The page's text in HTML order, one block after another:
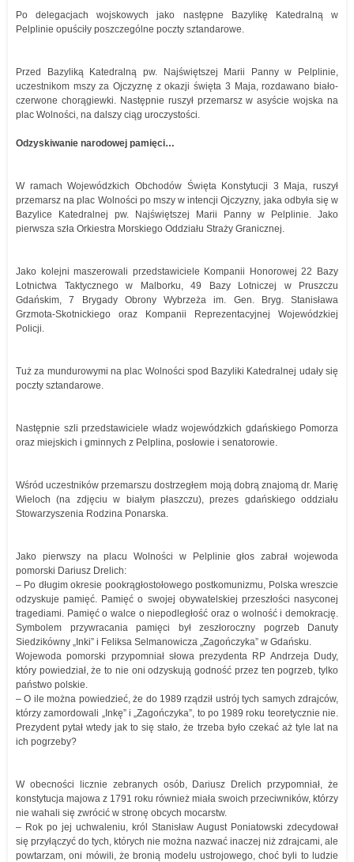
Po delegacjach wojskowych jako następne Bazylikę Katedralną w
Pelplinie opuściły poszczególne poczty sztandarowe.
Przed Bazyliką Katedralną pw. Najświętszej Marii Panny w Pelplinie,
uczestnikom mszy za Ojczyznę z okazji święta 3 Maja, rozdawano biało-
czerwone chorągiewki. Następnie ruszył przemarsz w asyście wojska na
plac Wolności, na dalszy ciąg uroczystości.
Odzyskiwanie narodowej pamięci…
W ramach Wojewódzkich Obchodów Święta Konstytucji 3 Maja, ruszył
przemarsz na plac Wolności po mszy w intencji Ojczyzny, jaka odbyła się w
Bazylice Katedralnej pw. Najświętszej Marii Panny w Pelplinie. Jako
pierwsza szła Orkiestra Morskiego Oddziału Straży Granicznej.
Jako kolejni maszerowali przedstawiciele Kompanii Honorowej 22 Bazy
Lotnictwa Taktycznego w Malborku, 49 Bazy Lotniczej w Pruszczu
Gdańskim, 7 Brygady Obrony Wybrzeża im. Gen. Bryg. Stanisława
Grzmota-Skotnickiego oraz Kompanii Reprezentacyjnej Wojewódzkiej
Policji.
Tuż za mundurowymi na plac Wolności spod Bazyliki Katedralnej udały się
poczty sztandarowe.
Następnie szli przedstawiciele władz wojewódzkich gdańskiego Pomorza
oraz miejskich i gminnych z Pelplina, posłowie i senatorowie.
Wśród uczestników przemarszu dostrzegłem moją dobrą znajomą dr. Marię
Wieloch (na zdjęciu w białym płaszczu), prezes gdańskiego oddziału
Stowarzyszenia Rodzina Ponarska.
Jako pierwszy na placu Wolności w Pelplinie głos zabrał wojewoda
pomorski Dariusz Drelich:
– Po długim okresie pookrągłostołowego postkomunizmu, Polska wreszcie
odzyskuje pamięć. Pamięć o swojej obywatelskiej przeszłości nasyconej
tragediami. Pamięć o walce o niepodległość oraz o wolność i demokrację.
Symbolem przywracania pamięci był zeszłoroczny pogrzeb Danuty
Siedzikówny „Inki” i Feliksa Selmanowicza „Zagończyka” w Gdańsku.
Wojewoda pomorski przypomniał słowa prezydenta RP Andrzeja Dudy,
który powiedział, że to nie oni odzyskują godność przez ten pogrzeb, tylko
państwo polskie.
– O ile można powiedzieć, że do 1989 rządził ustrój tych samych zdrajców,
którzy zamordowali „Inkę” i „Zagończyka”, to po 1989 roku teoretycznie nie.
Prezydent pytał wtedy jak to się stało, że trzeba było czekać aż tyle lat na
ich pogrzeby?
W obecności licznie zebranych osób, Dariusz Drelich przypomniał, że
konstytucja majowa z 1791 roku również miała swoich przeciwników, którzy
nie wahali się zwrócić w stronę obcych mocarstw.
– Rok po jej uchwaleniu, król Stanisław August Poniatowski zdecydował
się przyłączyć do tych, których nie można nazwać inaczej niż zdrajcami, ale
powtarzam, oni mówili, że bronią modelu ustrojowego, choć byli to ludzie